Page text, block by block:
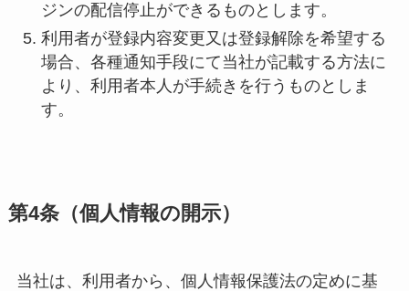
ジンの配信停止ができるものとします。
利用者が登録内容変更又は登録解除を希望する
場合、各種通知手段にて当社が記載する方法に
より、利用者本人が手続きを行うものとしま
す。
第4条（個人情報の開示）
当社は、利用者から、個人情報保護法の定めに基